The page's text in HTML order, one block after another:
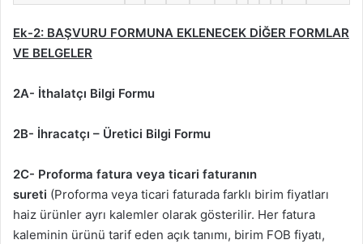
Ek-2: BAŞVURU FORMUNA EKLENECEK DİĞER FORMLAR
VE BELGELER
2A- İthalatçı Bilgi Formu
2B- İhracatçı – Üretici Bilgi Formu
2C- Proforma fatura veya ticari faturanın
sureti (Proforma veya ticari faturada farklı birim fiyatları
haiz ürünler ayrı kalemler olarak gösterilir. Her fatura
kaleminin ürünü tarif eden açık tanımı, birim FOB fiyatı,